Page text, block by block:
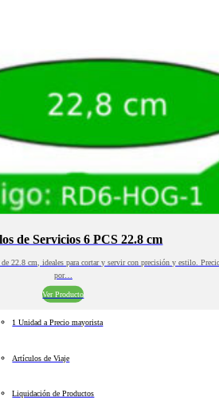
de Servicios 6 PCS 22.8 cm
22.8 cm, ideales para cortar y servir con precisión y estilo.
por…
Ver Producto
1 Unidad a Precio mayorista
Artículos de Viaje
Liquidación de Productos